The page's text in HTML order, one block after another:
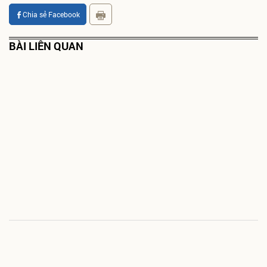
Chia sẻ Facebook
BÀI LIÊN QUAN